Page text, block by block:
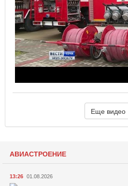
Еще видео
АВИАСТРОЕНИЕ
13:26 01.08.2026